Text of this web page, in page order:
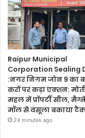
Raipur Municipal
Corporation Sealing
:नगर निगम जोन 9 का
करों पर कड़ा एक्शन:
महल में प्रॉपर्टी सील,
मॉल से वसूला बकाया
24 minutes ago